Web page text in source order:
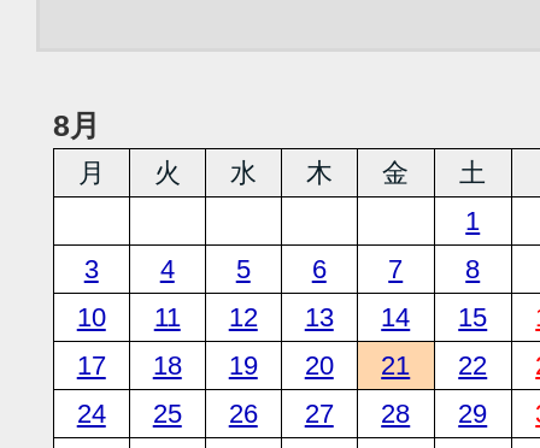
8月
月 火 水 木 金 土
1
3
4 5 6 7
8
10
11 12 13 14 15
17
18 19 20 21 22
24
25 26 27 28 29